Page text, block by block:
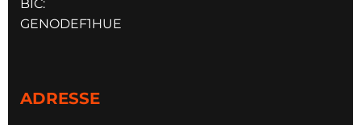
BIC:
GENODEF1HUE
ADRESSE